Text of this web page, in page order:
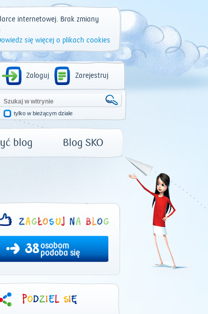
internetowej. Brak zmiany
się więcej o plikach cookies
Zaloguj Zarejestruj
tylko w bieżącym dziale
blog Blog SKO
38osobom
podoba się